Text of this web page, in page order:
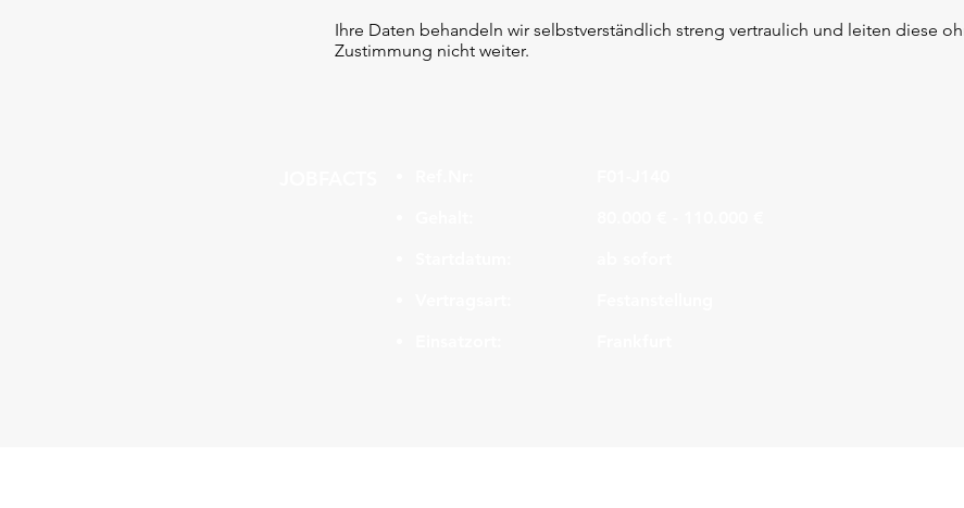
Ihre Daten behandeln wir selbstverständlich streng vertraulich und leiten diese
Zustimmung nicht weiter.